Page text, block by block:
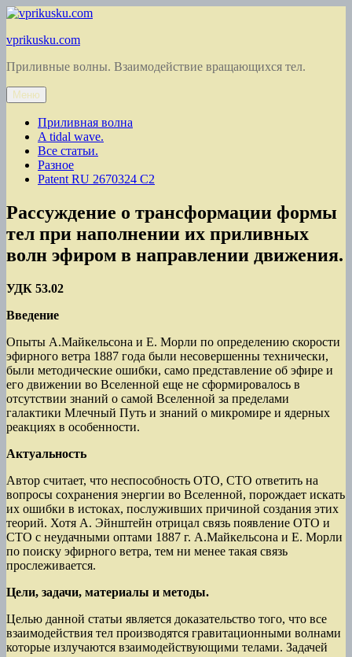
Перейти
содержимому
vprikusku.com
Приливные волны. Взаимодействие вращающихся тел.
Меню
Приливная волна
A tidal wave.
Все статьи.
Разное
Patent RU 2670324 C2
Рассуждение о трансформации формы
тел при наполнении их приливных
волн эфиром в направлении движения.
УДК 53.02
Введение
Опыты А.Майкельсона и Е. Морли по определению скорости
эфирного ветра 1887 года были несовершенны технически,
были методические ошибки, само представление об эфире и
его движении во Вселенной еще не сформировалось в
отсутствии знаний о самой Вселенной за пределами
галактики Млечный Путь и знаний о микромире и ядерных
реакциях в особенности.
Актуальность
Автор считает, что неспособность ОТО, СТО ответить на
вопросы сохранения энергии во Вселенной, порождает искать
их ошибки в истоках, послуживших причиной создания этих
теорий. Хотя А. Эйнштейн отрицал связь появление ОТО и
СТО с неудачными оптами 1887 г. А.Майкельсона и Е. Морли
по поиску эфирного ветра, тем ни менее такая связь
прослеживается.
Цели, задачи, материалы и методы.
Целью данной статьи является доказательство того, что все
взаимодействия тел производятся гравитационными волнами
которые излучаются взаимодействующими телами. Задачей